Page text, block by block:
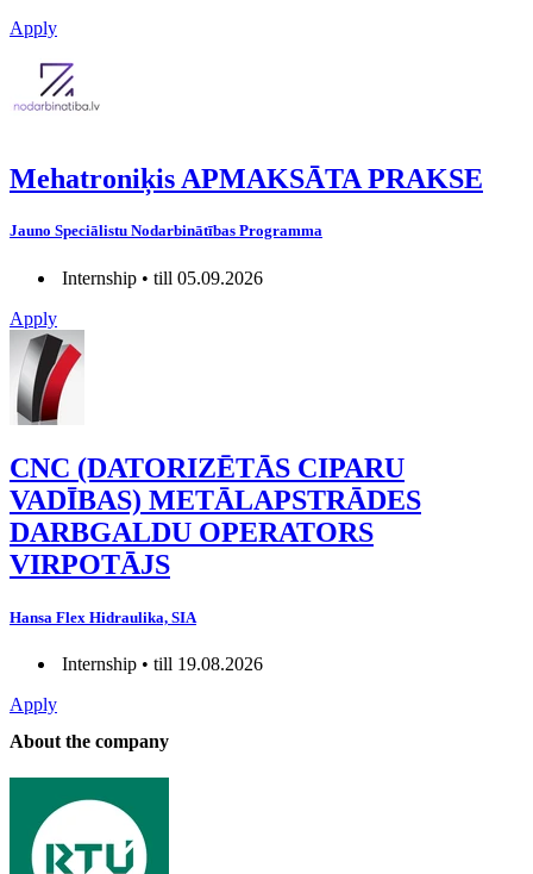
Apply
Mehatroniķis APMAKSĀTA PRAKSE
Jauno Speciālistu Nodarbinātības Programma
Internship • till 05.09.2026
Apply
CNC (DATORIZĒTĀS CIPARU
VADĪBAS) METĀLAPSTRĀDES
DARBGALDU OPERATORS
VIRPOTĀJS
Hansa Flex Hidraulika, SIA
Internship • till 19.08.2026
Apply
About the company